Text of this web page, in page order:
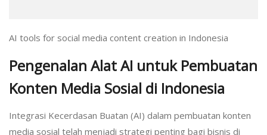
AI tools for social media content creation in Indonesia
Pengenalan Alat AI untuk Pembuatan
Konten Media Sosial di Indonesia
Integrasi Kecerdasan Buatan (AI) dalam pembuatan konten
media sosial telah menjadi strategi penting bagi bisnis di